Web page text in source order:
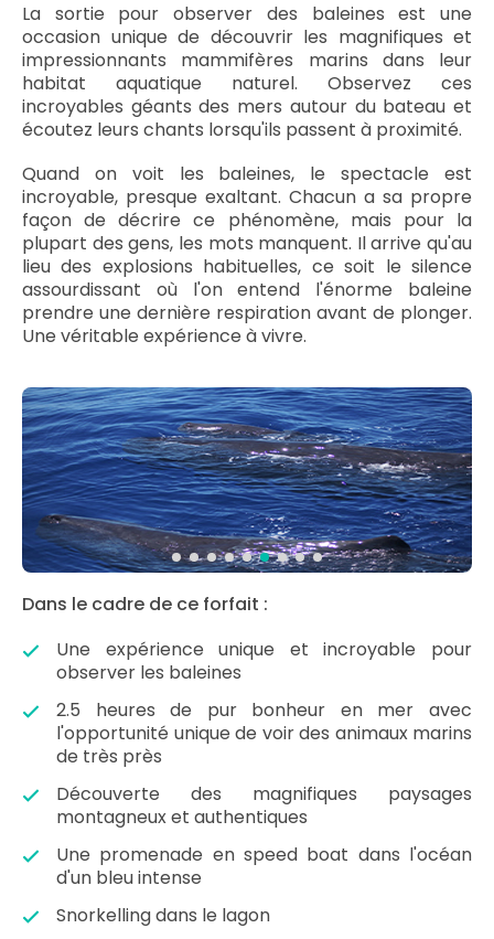
La sortie pour observer des baleines est une
occasion unique de découvrir les magnifiques et
impressionnants mammifères marins dans leur
habitat aquatique naturel. Observez ces
incroyables géants des mers autour du bateau et
écoutez leurs chants lorsqu'ils passent à proximité.
Quand on voit les baleines, le spectacle est
incroyable, presque exaltant. Chacun a sa propre
façon de décrire ce phénomène, mais pour la
plupart des gens, les mots manquent. Il arrive qu'au
lieu des explosions habituelles, ce soit le silence
assourdissant où l'on entend l'énorme baleine
prendre une dernière respiration avant de plonger.
Une véritable expérience à vivre.
Dans le cadre de ce forfait :
Une expérience unique et incroyable pour
observer les baleines
2.5 heures de pur bonheur en mer avec
l'opportunité unique de voir des animaux marins
de très près
Découverte des magnifiques paysages
montagneux et authentiques
Une promenade en speed boat dans l'océan
d'un bleu intense
Snorkelling dans le lagon